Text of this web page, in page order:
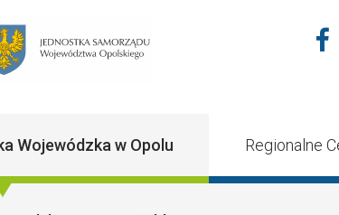
Main Navigation
Wojewódzka w Opolu Regionalne